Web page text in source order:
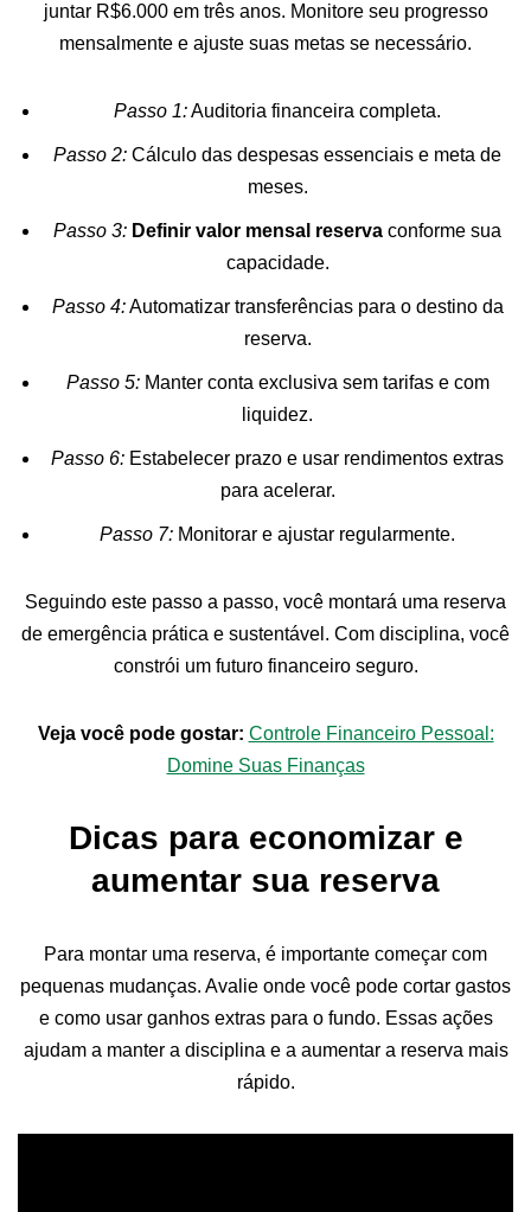
juntar R$6.000 em três anos. Monitore seu progresso
mensalmente e ajuste suas metas se necessário.
Passo 1:Auditoria financeira completa.
Passo 2: Cálculo das despesas essenciais e meta de
meses.
Passo 3: Definir valor mensal reserva conforme sua
capacidade.
Passo 4:Automatizar transferências para o destino da
reserva.
Passo 5:Manter conta exclusiva sem tarifas e com
liquidez.
Passo 6: Estabelecer prazo e usar rendimentos extras
para acelerar.
Passo 7: Monitorar e ajustar regularmente.
Seguindo este passo a passo, você montará uma reserva
de emergência prática e sustentável. Com disciplina, você
constrói um futuro financeiro seguro.
Veja você pode gostar: Controle Financeiro Pessoal:
Domine Suas Finanças
Dicas para economizar e
aumentar sua reserva
Para montar uma reserva, é importante começar com
pequenas mudanças. Avalie onde você pode cortar gastos
e como usar ganhos extras para o fundo. Essas ações
ajudam a manter a disciplina e a aumentar a reserva mais
rápido.